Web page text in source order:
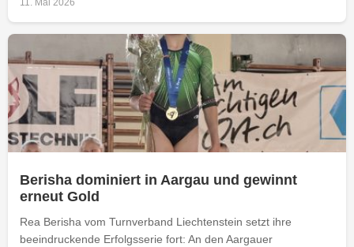
11. Mai 2026
Berisha dominiert in Aargau und gewinnt
erneut Gold
Rea Berisha vom Turnverband Liechtenstein setzt ihre
beeindruckende Erfolgsserie fort: An den Aargauer